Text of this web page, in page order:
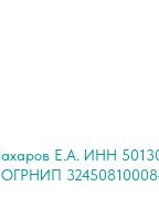
Е.А. ИНН